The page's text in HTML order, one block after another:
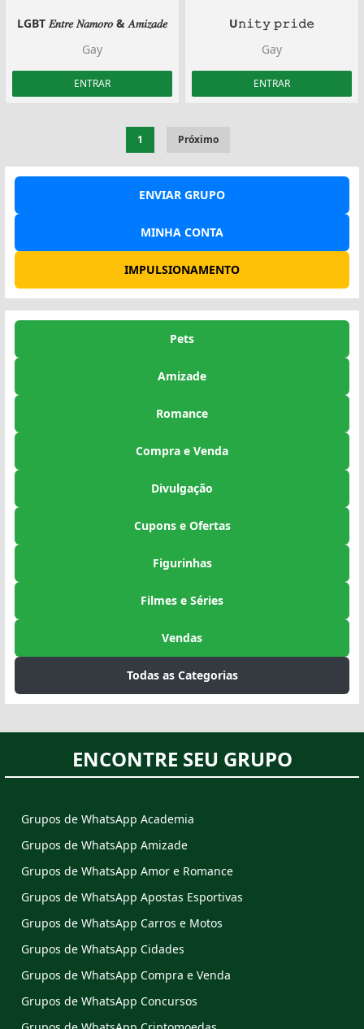
LGBT 𝐸𝑛𝑡𝑟𝑒 𝑁𝑎𝑚𝑜𝑟𝑜 & 𝐴𝑚𝑖𝑧𝑎𝑑𝑒️‍
Gay
ENTRAR
U𝚗𝚒𝚝𝚢 𝚙𝚛𝚒𝚍𝚎
Gay
ENTRAR
1 Próximo
ENVIAR GRUPO
MINHA CONTA
IMPULSIONAMENTO
Pets
Amizade
Romance
Compra e Venda
Divulgação
Cupons e Ofertas
Figurinhas
Filmes e Séries
Vendas
Todas as Categorias
ENCONTRE SEU GRUPO
Grupos de WhatsApp Academia
Grupos de WhatsApp Amizade
Grupos de WhatsApp Amor e Romance
Grupos de WhatsApp Apostas Esportivas
Grupos de WhatsApp Carros e Motos
Grupos de WhatsApp Cidades
Grupos de WhatsApp Compra e Venda
Grupos de WhatsApp Concursos